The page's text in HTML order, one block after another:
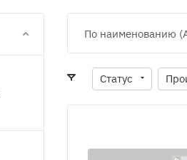
По наименованию
Статус